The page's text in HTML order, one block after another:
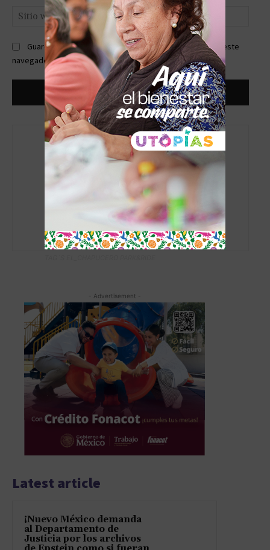
Guardar mi nombre, correo electrónico y sitio web en este
navegador la próxima vez que comente.
Editor
- Advertisement -
Latest article
¡Nuevo México demanda
al Departamento de
Justicia por los archivos